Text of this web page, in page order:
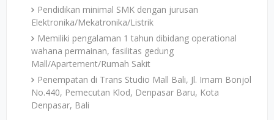
Pendidikan minimal SMK dengan jurusan
Elektronika/Mekatronika/Listrik
Memiliki pengalaman 1 tahun dibidang operational
wahana permainan, fasilitas gedung
Mall/Apartement/Rumah Sakit
Penempatan di Trans Studio Mall Bali, Jl. Imam Bonjol
No.440, Pemecutan Klod, Denpasar Baru, Kota
Denpasar, Bali